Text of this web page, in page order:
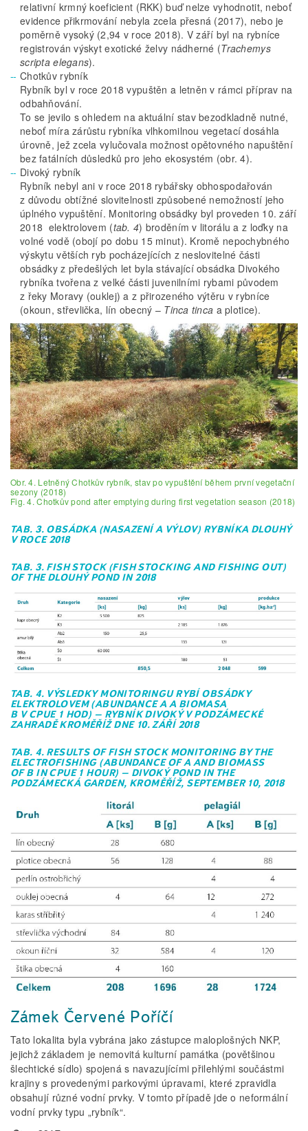
relativní krmný koeficient (RKK) buď nelze vyhodnotit, neboť
evidence přikrmování nebyla zcela přesná (2017), nebo je
poměrně vysoký (2,94 v roce 2018). V září byl na rybníce
registrován výskyt exotické želvy nádherné (Trachemys
scripta elegans).
Chotkův rybník
Rybník byl v roce 2018 vypuštěn a letněn v rámci příprav na
odbahňování.
To se jevilo s ohledem na aktuální stav bezodkladně nutné,
neboť míra zárůstu rybníka vlhkomilnou vegetací dosáhla
úrovně, jež zcela vylučovala možnost opětovného napuštění
bez fatálních důsledků pro jeho ekosystém (obr. 4).
Divoký rybník
Rybník nebyl ani v roce 2018 rybářsky obhospodařován
z důvodu obtížné slovitelnosti způsobené nemožností jeho
úplného vypuštění. Monitoring obsádky byl proveden 10. září
2018 elektrolovem (tab. 4) broděním v litorálu a z loďky na
volné vodě (obojí po dobu 15 minut). Kromě nepochybného
výskytu větších ryb pocházejících z neslovitelné části
obsádky z předešlých let byla stávající obsádka Divokého
rybníka tvořena z velké části juvenilními rybami původem
z řeky Moravy (ouklej) a z přirozeného výtěru v rybníce
(okoun, střevlička, lín obecný – Tinca tinca a plotice).
Obr. 4. Letněný Chotkův rybník, stav po vypuštění během první vegetační
sezony (2018)
Fig. 4. Chotkův pond after emptying during first vegetation season (2018)
TAB. 3. OBSÁDKA (NASAZENÍ A VÝLOV) RYBNÍKA DLOUHÝ
V ROCE 2018
TAB. 3. FISH STOCK (FISH STOCKING AND FISHING OUT)
OF THE DLOUHÝ POND IN 2018
TAB. 4. VÝSLEDKY MONITORINGU RYBÍ OBSÁDKY
ELEKTROLOVEM (ABUNDANCE A A BIOMASA
B V CPUE 1 HOD) – RYBNÍK DIVOKÝ V PODZÁMECKÉ
ZAHRADĚ KROMĚŘÍŽ DNE 10. ZÁŘÍ 2018
TAB. 4. RESULTS OF FISH STOCK MONITORING BY THE
ELECTROFISHING (ABUNDANCE OF A AND BIOMASS
OF B IN CPUE 1 HOUR) – DIVOKÝ POND IN THE
PODZÁMECKÁ GARDEN, KROMĚŘÍŽ, SEPTEMBER 10, 2018
Zámek Červené Poříčí
Tato lokalita byla vybrána jako zástupce maloplošných NKP,
jejichž základem je nemovitá kulturní památka (povětšinou
šlechtické sídlo) spojená s navazujícími přilehlými součástmi
krajiny s provedenými parkovými úpravami, které zpravidla
obsahují různé vodní prvky. V tomto případě jde o neformální
vodní prvky typu „rybník“.